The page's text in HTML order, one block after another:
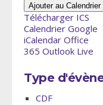
Ajouter au Calendrier
Télécharger ICS
Calendrier Google
iCalendar Office
365 Outlook Live
Type
CDF